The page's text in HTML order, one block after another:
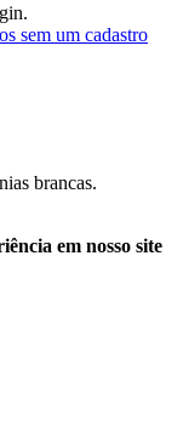
sem um cadastro
brancas.
em nosso site